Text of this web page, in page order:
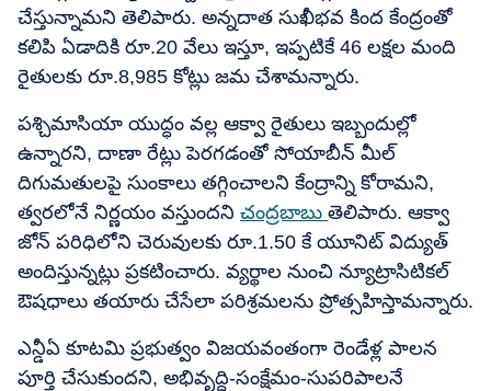
చేస్తున్నామని తెలిపారు. అన్నదాత సుఖీభవ కింద కేంద్రంతో
కలిపి ఏడాదికి రూ.20 వేలు ఇస్తూ, ఇప్పటికే 46 లక్షల మంది
రైతులకు రూ.8,985 కోట్లు జమ చేశామన్నారు.
పశ్చిమాసియా యుద్ధం వల్ల ఆక్వా రైతులు ఇబ్బందుల్లో
ఉన్నారని, దాణా రేట్లు పెరగడంతో సోయాబీన్ మీల్
దిగుమతులపై సుంకాలు తగ్గించాలని కేంద్రాన్ని కోరామని,
త్వరలోనే నిర్ణయం వస్తుందని చంద్రబాబు తెలిపారు. ఆక్వా
జోన్ పరిధిలోని చెరువులకు రూ.1.50 కే యూనిట్ విద్యుత్
అందిస్తున్నట్లు ప్రకటించారు. వ్యర్థాల నుంచి న్యూట్రాసిటికల్
ఔషధాలు తయారు చేసేలా పరిశ్రమలను ప్రోత్సహిస్తామన్నారు.
ఎన్డీఏ కూటమి ప్రభుత్వం విజయవంతంగా రెండేళ్ల పాలన
పూర్తి చేసుకుందని, అభివృద్ధి-సంక్షేమం-సుపరిపాలనే